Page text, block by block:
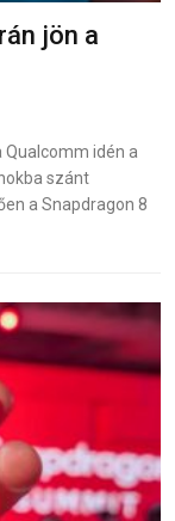
jön a
idén a
szánt
a Snapdragon 8